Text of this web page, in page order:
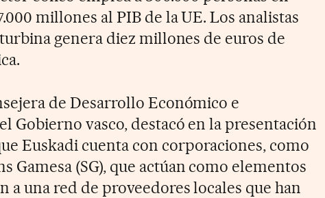
millones al PIB de la UE. Los analistas
genera diez millones de euros de
de Desarrollo Económico e
Gobierno vasco, destacó en la presentación
Euskadi cuenta con corporaciones, como
Gamesa (SG), que actúan como elementos
a una red de proveedores locales que han